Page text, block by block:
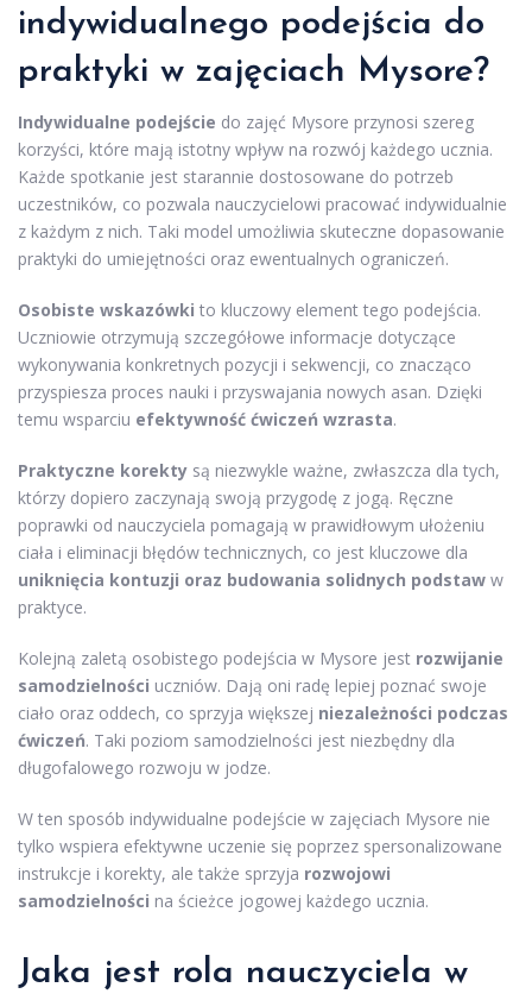
indywidualnego podejścia do
praktyki w zajęciach Mysore?
Indywidualne podejście do zajęć Mysore przynosi szereg
korzyści, które mają istotny wpływ na rozwój każdego ucznia.
Każde spotkanie jest starannie dostosowane do potrzeb
uczestników, co pozwala nauczycielowi pracować indywidualnie
z każdym z nich. Taki model umożliwia skuteczne dopasowanie
praktyki do umiejętności oraz ewentualnych ograniczeń.
Osobiste wskazówki to kluczowy element tego podejścia.
Uczniowie otrzymują szczegółowe informacje dotyczące
wykonywania konkretnych pozycji i sekwencji, co znacząco
przyspiesza proces nauki i przyswajania nowych asan. Dzięki
temu wsparciu efektywność ćwiczeń wzrasta.
Praktyczne korekty są niezwykle ważne, zwłaszcza dla tych,
którzy dopiero zaczynają swoją przygodę z jogą. Ręczne
poprawki od nauczyciela pomagają w prawidłowym ułożeniu
ciała i eliminacji błędów technicznych, co jest kluczowe dla
uniknięcia kontuzji oraz budowania solidnych podstaw w
praktyce.
Kolejną zaletą osobistego podejścia w Mysore jest rozwijanie
samodzielności uczniów. Dają oni radę lepiej poznać swoje
ciało oraz oddech, co sprzyja większej niezależności podczas
ćwiczeń. Taki poziom samodzielności jest niezbędny dla
długofalowego rozwoju w jodze.
W ten sposób indywidualne podejście w zajęciach Mysore nie
tylko wspiera efektywne uczenie się poprzez spersonalizowane
instrukcje i korekty, ale także sprzyja rozwojowi
samodzielności na ścieżce jogowej każdego ucznia.
Jaka jest rola nauczyciela w